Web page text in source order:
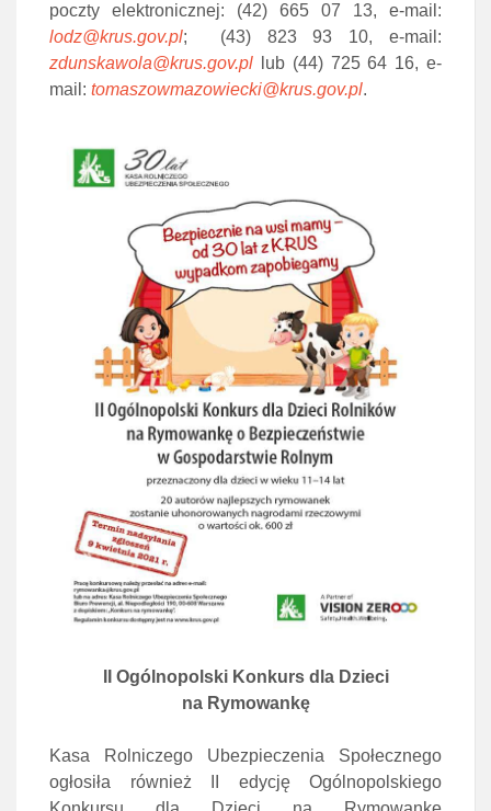
poczty elektronicznej: (42) 665 07 13, e-mail:
lodz@krus.gov.pl; (43) 823 93 10, e-mail:
zdunskawola@krus.gov.pl lub (44) 725 64 16, e-
mail: tomaszowmazowiecki@krus.gov.pl.
II Ogólnopolski Konkurs dla Dzieci
na Rymowankę
Kasa Rolniczego Ubezpieczenia Społecznego
ogłosiła również II edycję Ogólnopolskiego